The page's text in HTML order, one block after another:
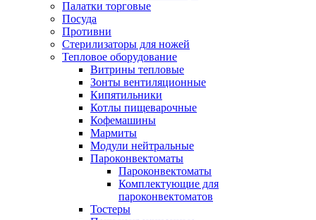
Палатки торговые
Посуда
Противни
Стерилизаторы для ножей
Тепловое оборудование
Витрины тепловые
Зонты вентиляционные
Кипятильники
Котлы пищеварочные
Кофемашины
Мармиты
Модули нейтральные
Пароконвектоматы
Пароконвектоматы
Комплектующие для
пароконвектоматов
Тостеры